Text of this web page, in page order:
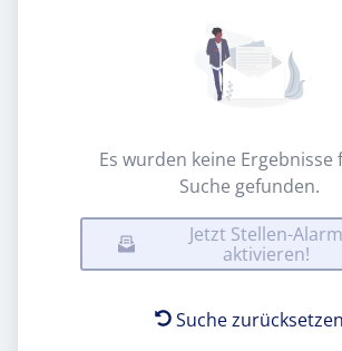
Es wurden keine Ergebnisse
Suche gefunden.
Jetzt Stellen-Alarm
aktivieren!
Suche zurücksetzen